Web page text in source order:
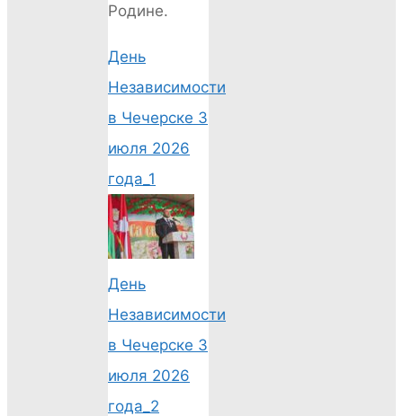
Родине.
День
Независимости
в Чечерске 3
июля 2026
года_1
День
Независимости
в Чечерске 3
июля 2026
года_2